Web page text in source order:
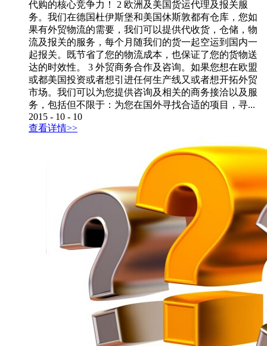
代购的核心竞争力！ 2 欧洲及美国货运代理及报关服
务。我们在德国杜伊斯堡和美国休斯敦都有仓库，您如
果有外贸物流的需要，我们可以提供代收货，仓储，物
流及报关的服务，每个月随我们的货一起空运到国内一
起报关。既节省了您的物流成本，也保证了您的货物送
达的时效性。 3 外贸商务合作及咨询。如果您想在欧盟
或都美国投资或者想引进任何生产线又或者想开拓外贸
市场。我们可以为您提供咨询及相关的商务接洽以及服
务，包括但不限于：为您在国外寻找合适的项目，寻...
2015 - 10 - 10
查看详情>>